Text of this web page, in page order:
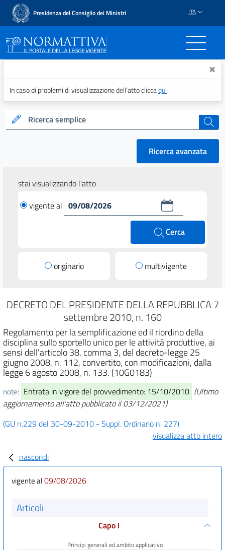
Presidenza del Consiglio dei Ministri ITA
Normattiva - Il portale ×
In caso di problemi di visualizzazione dell’atto cliccaqui
Ricerca semplice cerca
Ricerca avanzata
stai visualizzando l'atto
vigente al
Cerca
originario multivigente
DECRETO DEL PRESIDENTE DELLA REPUBBLICA 7
settembre 2010, n. 160
Regolamento per la semplificazione ed il riordino della
disciplina sullo sportello unico per le attività produttive, ai
sensi dell'articolo 38, comma 3, del decreto-legge 25
giugno 2008, n. 112, convertito, con modificazioni, dalla
legge 6 agosto 2008, n. 133. (10G0183)
note: Entrata in vigore del provvedimento: 15/10/2010 (Ultimo
aggiornamento all'atto pubblicato il 03/12/2021)
(GU n.229 del 30-09-2010 - Suppl. Ordinario n. 227)
visualizza atto intero
nascondi
vigente al09/08/2026
Articoli
Capo I
Principi generali ed ambito applicativo